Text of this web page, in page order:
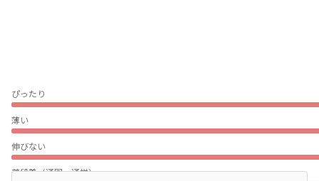
ぴったり
薄い
伸びない
普段着（通園・通学）